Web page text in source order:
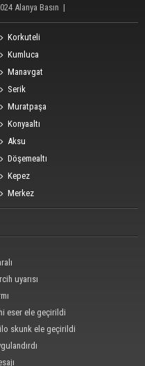
Alanya Basın |
Korkuteli
Kumluca
Manavgat
Serik
Muratpaşa
Konyaaltı
Aksu
Döşemealtı
Kepez
Merkez
uyarısı
eser ele geçirildi
skunk ele geçirildi